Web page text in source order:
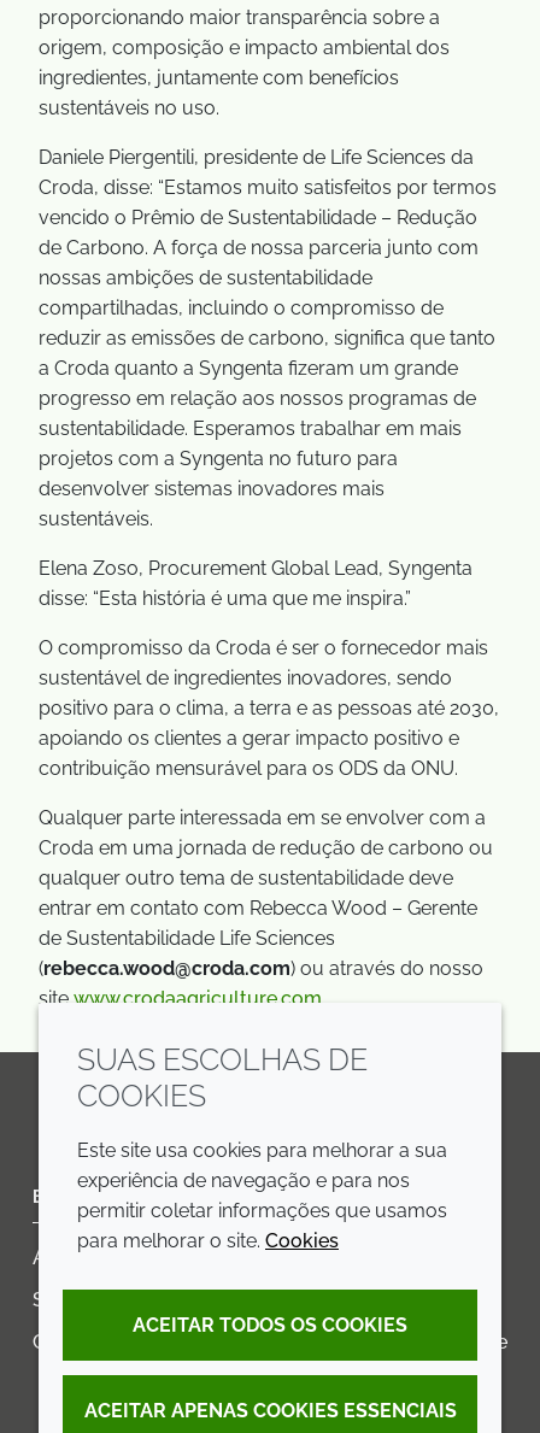
proporcionando maior transparência sobre a
origem, composição e impacto ambiental dos
ingredientes, juntamente com benefícios
sustentáveis no uso.
Daniele Piergentili, presidente de Life Sciences da
Croda, disse: “Estamos muito satisfeitos por termos
vencido o Prêmio de Sustentabilidade – Redução
de Carbono. A força de nossa parceria junto com
nossas ambições de sustentabilidade
compartilhadas, incluindo o compromisso de
reduzir as emissões de carbono, significa que tanto
a Croda quanto a Syngenta fizeram um grande
progresso em relação aos nossos programas de
sustentabilidade. Esperamos trabalhar em mais
projetos com a Syngenta no futuro para
desenvolver sistemas inovadores mais
sustentáveis.
Elena Zoso, Procurement Global Lead, Syngenta
disse: “Esta história é uma que me inspira.”
O compromisso da Croda é ser o fornecedor mais
sustentável de ingredientes inovadores, sendo
positivo para o clima, a terra e as pessoas até 2030,
apoiando os clientes a gerar impacto positivo e
contribuição mensurável para os ODS da ONU.
Qualquer parte interessada em se envolver com a
Croda em uma jornada de redução de carbono ou
qualquer outro tema de sustentabilidade deve
entrar em contato com Rebecca Wood – Gerente
de Sustentabilidade Life Sciences
(rebecca.wood@croda.com) ou através do nosso
site www.crodaagriculture.com
LinkedInYoutubeLine
EMPRESA
Annual Report
Sustainability Report
Croda.com
LEGAL
Termos e condições
Declaração de Acessibilidade
SUAS ESCOLHAS DE
COOKIES
Este site usa cookies para melhorar a sua
experiência de navegação e para nos
permitir coletar informações que usamos
para melhorar o site. Cookies
ACEITAR TODOS OS COOKIES
ACEITAR APENAS COOKIES ESSENCIAIS